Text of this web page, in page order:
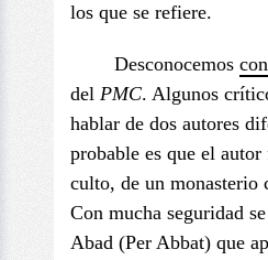
los que se refiere.
Desconocemos
del PMC. Algunos
hablar de dos autores
probable es que el
culto, de un monasterio
Con mucha seguridad
Abad (Per Abbat) que